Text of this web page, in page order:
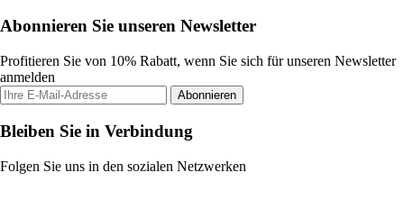
Abonnieren Sie unseren Newsletter
Profitieren Sie von 10% Rabatt, wenn Sie sich für unseren Newsletter
anmelden
Abonnieren
Bleiben Sie in Verbindung
Folgen Sie uns in den sozialen Netzwerken